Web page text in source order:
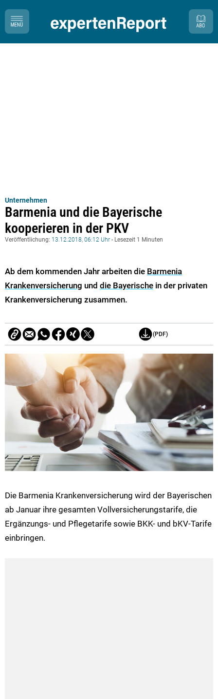
Unternehmen
Barmenia und die Bayerische
kooperieren in der PKV
Veröffentlichung: 13.12.2018, 06:12 Uhr - Lesezeit 1 Minuten
Ab dem kommenden Jahr arbeiten die Barmenia
Krankenversicherung und die Bayerische in der privaten
Krankenversicherung zusammen.
(PDF)
Die Barmenia Krankenversicherung wird der Bayerischen
ab Januar ihre gesamten Vollversicherungstarife, die
Ergänzungs- und Pflegetarife sowie BKK- und bKV-Tarife
einbringen.